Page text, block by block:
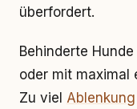
überfordert.
Behinderte
oder mit maximal
Zu viel Ablenkung